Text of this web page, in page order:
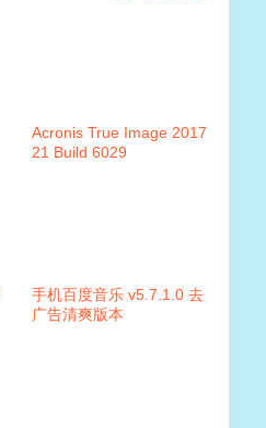
Acronis True Image 2017
21 Build 6029
手机百度音乐 v5.7.1.0 去
广告清爽版本